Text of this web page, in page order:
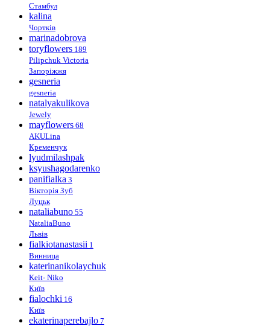
Стамбул
kalina
Чортків
marinadobrova
toryflowers 189
Pilipchuk Victoria
Запоріжжя
gesneria
gesneria
natalyakulikova
Jewely
mayflowers 68
AKULina
Кременчук
lyudmilashpak
ksyushagodarenko
panifialka 3
Вікторія Зуб
Луцьк
nataliabuno 55
NataliaBuno
Львів
fialkiotanastasii 1
Винница
katerinanikolaychuk
Keit- Niko
Київ
fialochki 16
Київ
ekaterinaperebajlo 7